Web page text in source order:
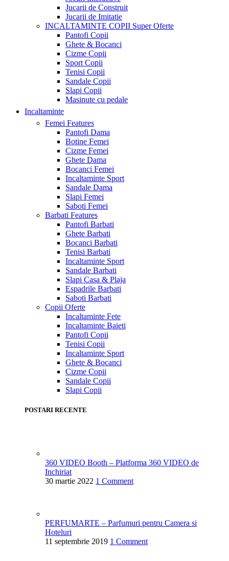
Jucarii de Construit
Jucarii de Imitatie
INCALTAMINTE COPII Super Oferte
Pantofi Copii
Ghete & Bocanci
Cizme Copii
Sport Copii
Tenisi Copii
Sandale Copii
Slapi Copii
Masinute cu pedale
Incaltaminte
Femei Features
Pantofi Dama
Botine Femei
Cizme Femei
Ghete Dama
Bocanci Femei
Incaltaminte Sport
Sandale Dama
Slapi Femei
Saboti Femei
Barbati Features
Pantofi Barbati
Ghete Barbati
Bocanci Barbati
Tenisi Barbati
Incaltaminte Sport
Sandale Barbati
Slapi Casa & Plaja
Espadrile Barbati
Saboti Barbati
Copii Oferte
Incaltaminte Fete
Incaltaminte Baieti
Pantofi Copii
Tenisi Copii
Incaltaminte Sport
Ghete & Bocanci
Cizme Copii
Sandale Copii
Slapi Copii
POSTARI RECENTE
360 VIDEO Booth – Platforma 360 VIDEO de
Inchiriat
30 martie 2022 1 Comment
PERFUMARTE – Parfumuri pentru Camera si
Hoteluri
11 septembrie 2019 1 Comment